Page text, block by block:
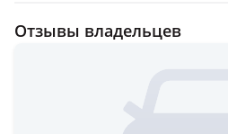
Отзывы владельцев